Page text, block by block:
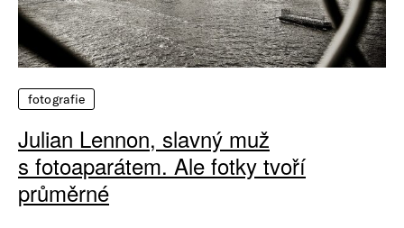
fotografie
Julian Lennon, slavný muž
s fotoaparátem. Ale fotky tvoří
průměrné